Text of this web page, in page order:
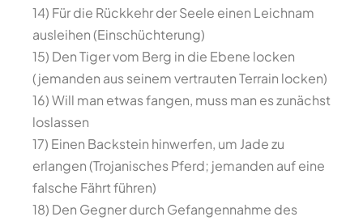
14) Für die Rückkehr der Seele einen Leichnam
ausleihen (Einschüchterung)
15) Den Tiger vom Berg in die Ebene locken
(jemanden aus seinem vertrauten Terrain locken)
16) Will man etwas fangen, muss man es zunächst
loslassen
17) Einen Backstein hinwerfen, um Jade zu
erlangen (Trojanisches Pferd; jemanden auf eine
falsche Fährt führen)
18) Den Gegner durch Gefangennahme des